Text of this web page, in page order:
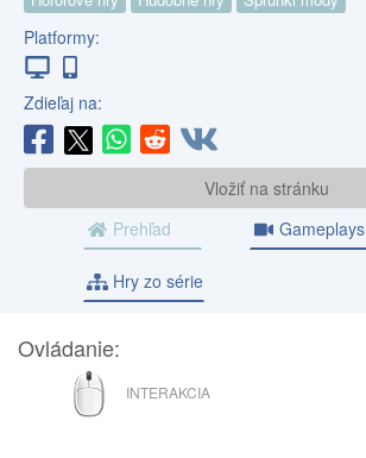
Platformy:
Zdieľaj na:
Vložiť na stránku
Prehľad
Gameplays
Hry zo série
Ovládanie:
MYŠ
INTERAKCIA